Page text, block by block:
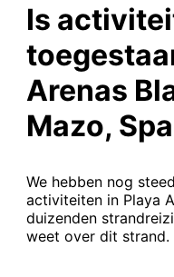
Is
Arenas
Mazo,
We hebben nog
activiteiten in Playa
duizenden
weet over dit strand.